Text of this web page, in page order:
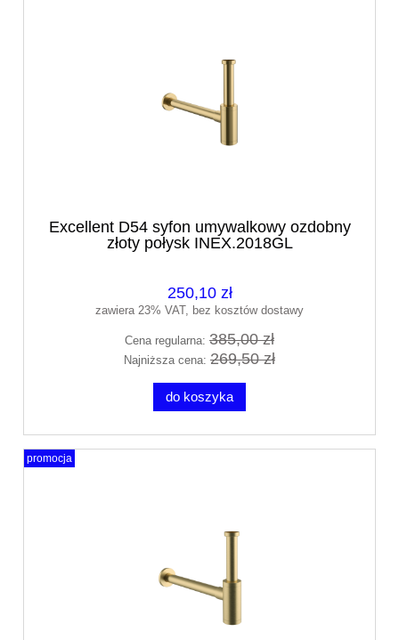
Excellent D54 syfon umywalkowy ozdobny
złoty połysk INEX.2018GL
250,10 zł
zawiera 23% VAT, bez kosztów dostawy
Cena regularna: 385,00 zł
Najniższa cena: 269,50 zł
do koszyka
promocja